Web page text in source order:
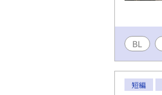
BL
短編